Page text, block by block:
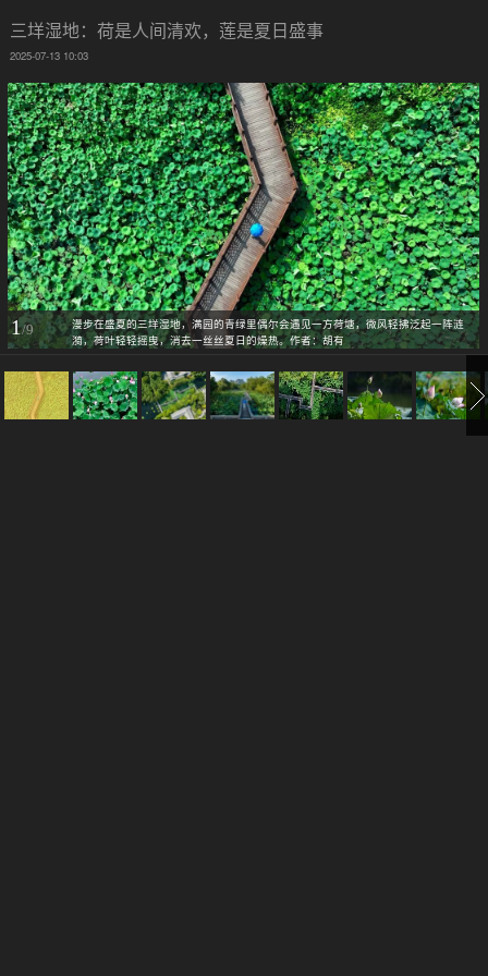
三垟湿地：荷是人间清欢，莲是夏日盛事
2025-07-13 10:03
1/9
漫步在盛夏的三垟湿地，满园的青绿里偶尔会遇见一方荷塘，微风轻拂泛起一阵涟
漪，荷叶轻轻摇曳，消去一丝丝夏日的燥热。作者：胡有